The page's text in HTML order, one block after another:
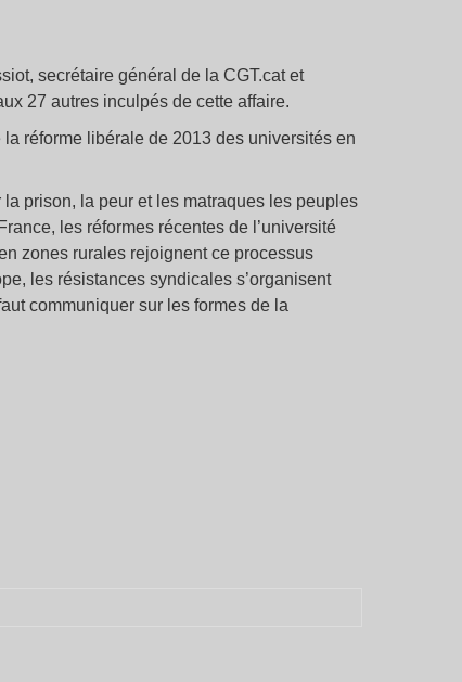
secrétaire général de la CGT.cat et
27 autres inculpés de cette affaire.
la réforme libérale de 2013 des universités en
prison, la peur et les matraques les peuples
les réformes récentes de l’université
zones rurales rejoignent ce processus
les résistances syndicales s’organisent
communiquer sur les formes de la